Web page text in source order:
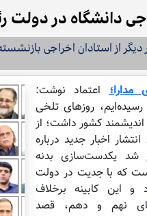
در دولت رئیسی به
اعتماد نوشت:
روزهای تلخی
کشور داشت؛ از
اخبار جدید درباره
شد یکدست‌سازی بدنه
که با جدیت در دولت
این کابینه برخلاف
نهم و دهم، قصد